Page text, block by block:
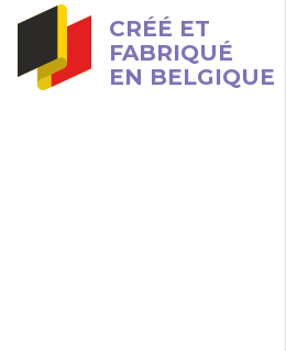
CRÉÉ ET
FABRIQUÉ
EN BELGIQUE